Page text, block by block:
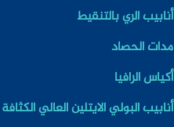
أنابيب الري بالتنقيط
مدات الحصاد
أكياس الرافيا
أنابيب البولي الايتلين العالي الكثافة